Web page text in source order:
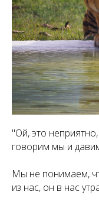
"Ой, это
говорим мы и
Мы не понимаем,
из нас, он в нас